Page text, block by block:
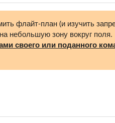
флайт-план (и изучить
небольшую зону вокруг поля.
своего или поданного